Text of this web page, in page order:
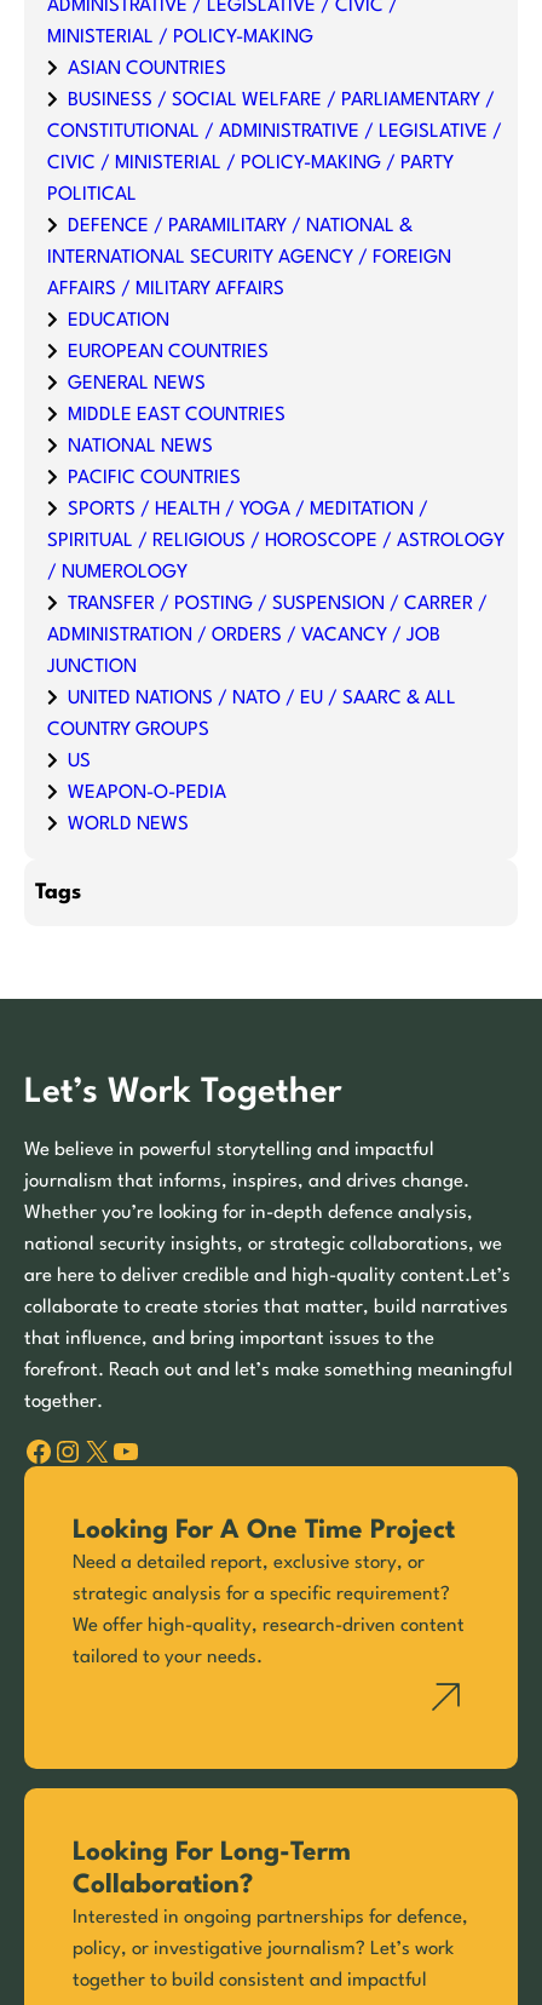
ADMINISTRATIVE / LEGISLATIVE / CIVIC /
MINISTERIAL / POLICY-MAKING
ASIAN COUNTRIES
BUSINESS / SOCIAL WELFARE / PARLIAMENTARY /
CONSTITUTIONAL / ADMINISTRATIVE / LEGISLATIVE /
CIVIC / MINISTERIAL / POLICY-MAKING / PARTY
POLITICAL
DEFENCE / PARAMILITARY / NATIONAL &
INTERNATIONAL SECURITY AGENCY / FOREIGN
AFFAIRS / MILITARY AFFAIRS
EDUCATION
EUROPEAN COUNTRIES
GENERAL NEWS
MIDDLE EAST COUNTRIES
NATIONAL NEWS
PACIFIC COUNTRIES
SPORTS / HEALTH / YOGA / MEDITATION /
SPIRITUAL / RELIGIOUS / HOROSCOPE / ASTROLOGY
/ NUMEROLOGY
TRANSFER / POSTING / SUSPENSION / CARRER /
ADMINISTRATION / ORDERS / VACANCY / JOB
JUNCTION
UNITED NATIONS / NATO / EU / SAARC & ALL
COUNTRY GROUPS
US
WEAPON-O-PEDIA
WORLD NEWS
Tags
Let’s Work Together
We believe in powerful storytelling and impactful
journalism that informs, inspires, and drives change.
Whether you’re looking for in-depth defence analysis,
national security insights, or strategic collaborations, we
are here to deliver credible and high-quality content.Let’s
collaborate to create stories that matter, build narratives
that influence, and bring important issues to the
forefront. Reach out and let’s make something meaningful
together.
Facebook Instagram X YouTube
Looking For A One Time Project
Need a detailed report, exclusive story, or
strategic analysis for a specific requirement?
We offer high-quality, research-driven content
tailored to your needs.
Looking For Long-Term
Collaboration?
Interested in ongoing partnerships for defence,
policy, or investigative journalism? Let’s work
together to build consistent and impactful